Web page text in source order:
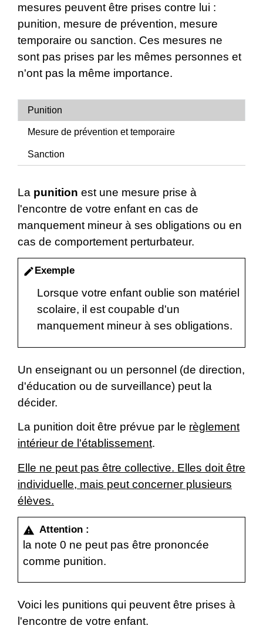
mesures peuvent être prises contre lui :
punition, mesure de prévention, mesure
temporaire ou sanction. Ces mesures ne
sont pas prises par les mêmes personnes et
n'ont pas la même importance.
Punition
Mesure de prévention et temporaire
Sanction
La punition est une mesure prise à
l'encontre de votre enfant en cas de
manquement mineur à ses obligations ou en
cas de comportement perturbateur.
edit Exemple
Lorsque votre enfant oublie son matériel
scolaire, il est coupable d'un
manquement mineur à ses obligations.
Un enseignant ou un personnel (de direction,
d'éducation ou de surveillance) peut la
décider.
La punition doit être prévue par le règlement
intérieur de l'établissement.
Elle ne peut pas être collective. Elles doit être
individuelle, mais peut concerner plusieurs
élèves.
warning Attention :
la note 0 ne peut pas être prononcée
comme punition.
Voici les punitions qui peuvent être prises à
l'encontre de votre enfant.